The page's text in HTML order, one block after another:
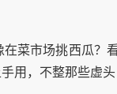
菜市场挑西瓜
用，不整那些虚